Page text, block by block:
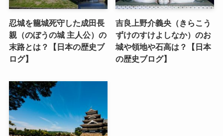
忍城を籠城死守した成田長
親（のぼうの城 主人公）の
末路とは？【日本の歴史ブ
ログ】
吉良上野介義央（きらこう
ずけのすけよしなか）のお
城や領地や石高は？【日本
の歴史ブログ】